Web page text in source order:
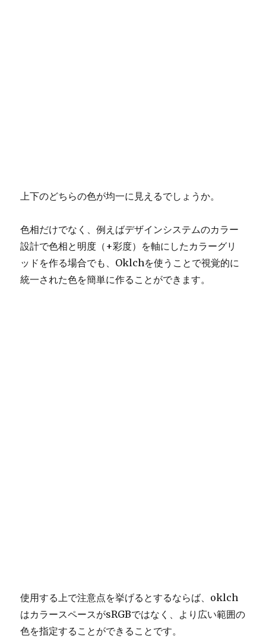
上下のどちらの色が均一に見えるでしょうか。
色相だけでなく、例えばデザインシステムのカラー
設計で色相と明度（+彩度）を軸にしたカラーグリ
ッドを作る場合でも、Oklchを使うことで視覚的に
統一された色を簡単に作ることができます。
使用する上で注意点を挙げるとするならば、oklch
はカラースペースがsRGBではなく、より広い範囲の
色を指定することができることです。